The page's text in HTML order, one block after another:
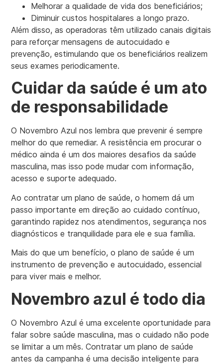
Melhorar a qualidade de vida dos beneficiários;
Diminuir custos hospitalares a longo prazo.
Além disso, as operadoras têm utilizado canais digitais
para reforçar mensagens de autocuidado e
prevenção, estimulando que os beneficiários realizem
seus exames periodicamente.
Cuidar da saúde é um ato
de responsabilidade
O Novembro Azul nos lembra que prevenir é sempre
melhor do que remediar. A resistência em procurar o
médico ainda é um dos maiores desafios da saúde
masculina, mas isso pode mudar com informação,
acesso e suporte adequado.
Ao contratar um plano de saúde, o homem dá um
passo importante em direção ao cuidado contínuo,
garantindo rapidez nos atendimentos, segurança nos
diagnósticos e tranquilidade para ele e sua família.
Mais do que um benefício, o plano de saúde é um
instrumento de prevenção e autocuidado, essencial
para viver mais e melhor.
Novembro azul é todo dia
O Novembro Azul é uma excelente oportunidade para
falar sobre saúde masculina, mas o cuidado não pode
se limitar a um mês. Contratar um plano de saúde
antes da campanha é uma decisão inteligente para